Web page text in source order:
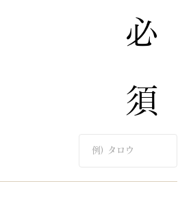
​必
須​